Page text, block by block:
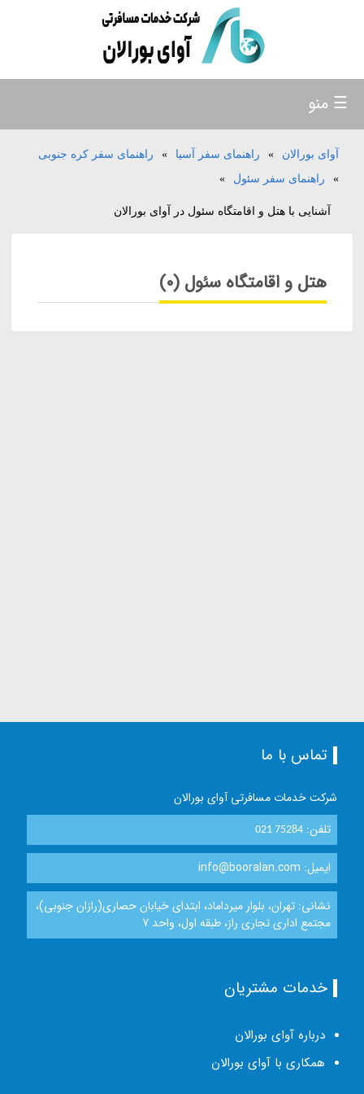
آوای بورالان » راهنمای سفر آسیا »
راهنمای سفر کره جنوبی
»
راهنمای سفر سئول »
آشنایی با هتل و اقامتگاه سئول در آوای بورالان
هتل و اقامتگاه سئول (0)
☰ منو
تماس با ما
شرکت خدمات مسافرتی آوای بورالان
تلفن:021 75284
ایمیل: info@booralan.com
نشانی: تهران، بلوار میرداماد، ابتدای خیابان حصاری(رازان جنوبی)،
مجتمع اداری تجاری راز، طبقه اول، واحد 7
خدمات مشتریان
درباره آوای بورالان
همکاری با آوای بورالان